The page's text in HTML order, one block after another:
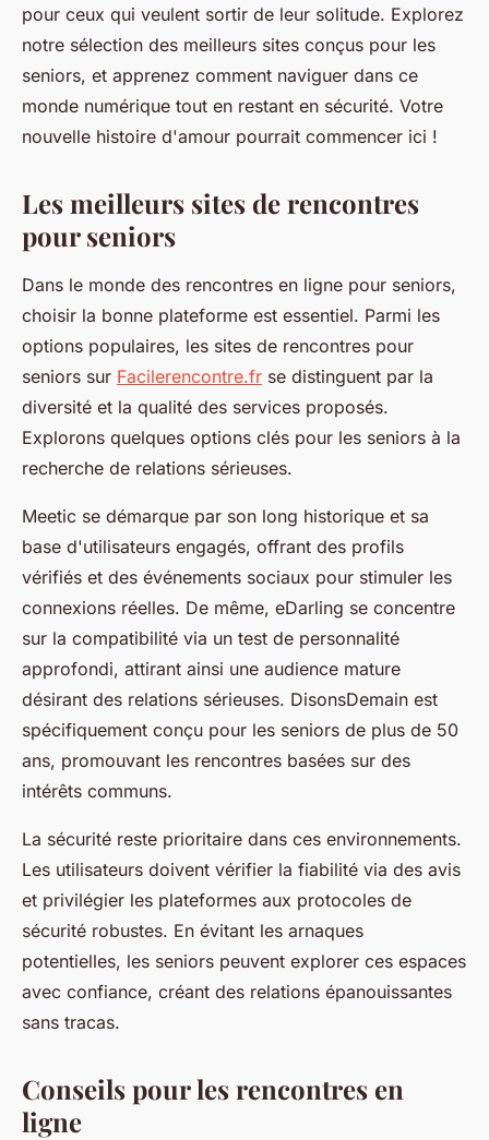
pour ceux qui veulent sortir de leur solitude. Explorez
notre sélection des meilleurs sites conçus pour les
seniors, et apprenez comment naviguer dans ce
monde numérique tout en restant en sécurité. Votre
nouvelle histoire d'amour pourrait commencer ici !
Les meilleurs sites de rencontres
pour seniors
Dans le monde des rencontres en ligne pour seniors,
choisir la bonne plateforme est essentiel. Parmi les
options populaires, les sites de rencontres pour
seniors sur Facilerencontre.fr se distinguent par la
diversité et la qualité des services proposés.
Explorons quelques options clés pour les seniors à la
recherche de relations sérieuses.
Meetic se démarque par son long historique et sa
base d'utilisateurs engagés, offrant des profils
vérifiés et des événements sociaux pour stimuler les
connexions réelles. De même, eDarling se concentre
sur la compatibilité via un test de personnalité
approfondi, attirant ainsi une audience mature
désirant des relations sérieuses. DisonsDemain est
spécifiquement conçu pour les seniors de plus de 50
ans, promouvant les rencontres basées sur des
intérêts communs.
La sécurité reste prioritaire dans ces environnements.
Les utilisateurs doivent vérifier la fiabilité via des avis
et privilégier les plateformes aux protocoles de
sécurité robustes. En évitant les arnaques
potentielles, les seniors peuvent explorer ces espaces
avec confiance, créant des relations épanouissantes
sans tracas.
Conseils pour les rencontres en
ligne